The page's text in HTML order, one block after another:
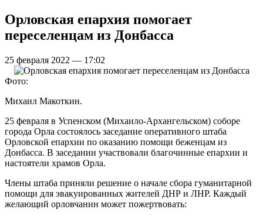
Орловская епархия помогает
переселенцам из Донбасса
25 февраля 2022 — 17:02
Фото:
Михаил Макоткин.
25 февраля в Успенском (Михаило-Архангельском) соборе
города Орла состоялось заседание оперативного штаба
Орловской епархии по оказанию помощи беженцам из
Донбасса. В заседании участвовали благочинные епархии и
настоятели храмов Орла.
Члены штаба приняли решение о начале сбора гуманитарной
помощи для эвакуированных жителей ДНР и ЛНР. Каждый
желающий орловчанин может пожертвовать: